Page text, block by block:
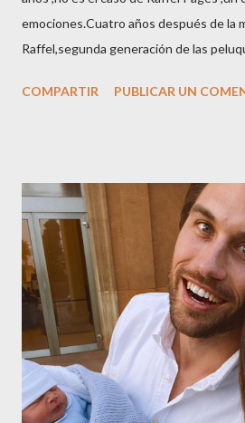
emociones.Cuatro años después de la
Raffel,segunda generación de las
sector en una cena de
peluquería del grupo.Justo hace unos
contaba detalles del homenaje en
radio,en el programa que presento
horas . Carolina y Quionia Pagés
Museu Marítim de BCN ,en las
destacadas del sector,así como
de comunicación, en una velada
años peinando almas, creando belleza,i...
COMPARTIR PUBLICAR UN